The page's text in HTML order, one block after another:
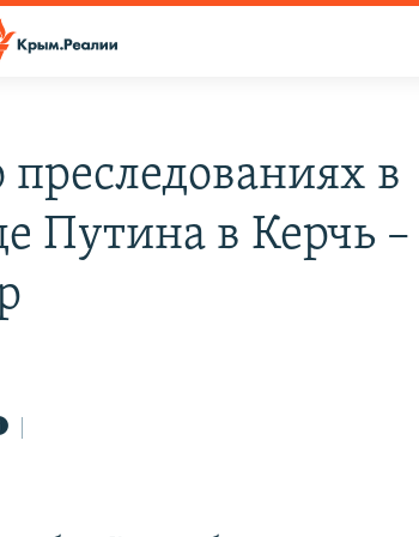
преследованиях в
Путина в Керчь –